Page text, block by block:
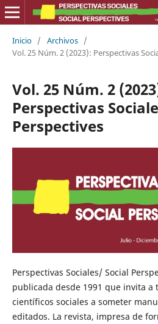
Inicio / Archivos /
Vol. 25 Núm. 2 (2023): Perspectivas
Vol. 25 Núm. 2
Perspectivas
Perspectives
Perspectivas Sociales/ Social
publicada desde 1991 que invita a
científicos sociales a someter
editados. La revista, impresa de